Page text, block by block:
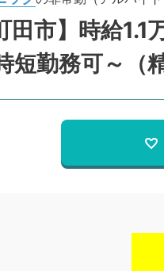
田市】時給
短勤務可～（